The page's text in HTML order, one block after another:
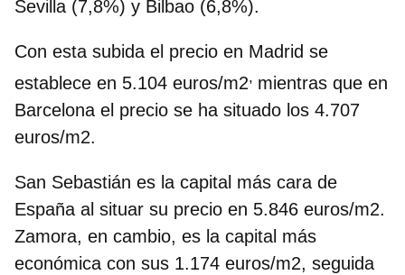
Sevilla (7,8%) y Bilbao (6,8%).
Con esta subida el precio en Madrid se
establece en 5.104 euros/m2, mientras que en
Barcelona el precio se ha situado los 4.707
euros/m2.
San Sebastián es la capital más cara de
España al situar su precio en 5.846 euros/m2.
Zamora, en cambio, es la capital más
económica con sus 1.174 euros/m2, seguida